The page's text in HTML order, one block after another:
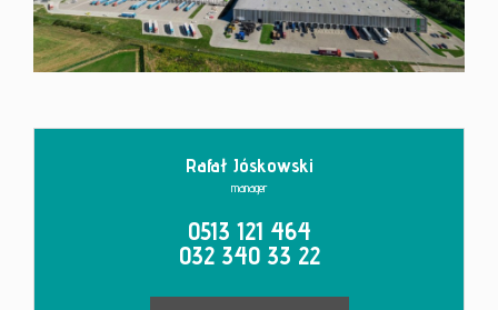
Kontakt
Rafał Jóskowski
manager
0513 121 464
032 340 33 22